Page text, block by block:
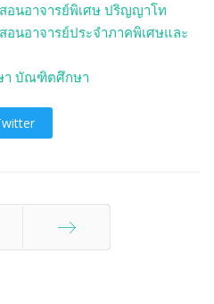
อนอาจารย์พิเศษ ปริญญาโท
อนอาจารย์ประจำภาคพิเศษและ
า บัณฑิตศึกษา